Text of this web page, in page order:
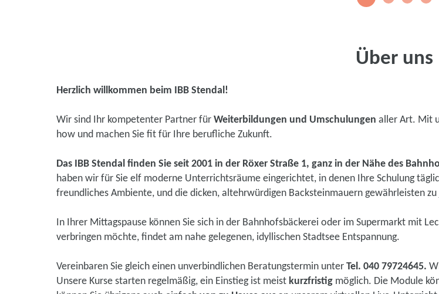
Über uns
Herzlich willkommen beim IBB Stendal!
Wir sind Ihr kompetenter Partner für Weiterbildungen und Umschulungen aller Art. Mit
how und machen Sie fit für Ihre berufliche Zukunft.
Das IBB Stendal finden Sie seit 2001 in der Röxer Straße 1, ganz in der Nähe des
haben wir für Sie elf moderne Unterrichtsräume eingerichtet, in denen Ihre Schulung
freundliches Ambiente, und die dicken, altehrwürdigen Backsteinmauern gewährleisten
In Ihrer Mittagspause können Sie sich in der Bahnhofsbäckerei oder im Supermarkt mit
verbringen möchte, findet am nahe gelegenen, idyllischen Stadtsee Entspannung.
Vereinbaren Sie gleich einen unverbindlichen Beratungstermin unter Tel. 040 79724645.
Unsere Kurse starten regelmäßig, ein Einstieg ist meist kurzfristig möglich. Die Module